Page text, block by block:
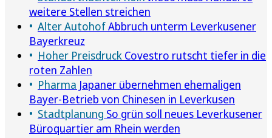
weitere Stellen streichen
Alter AutohofAbbruch unterm Leverkusener
Bayerkreuz
Hoher Preisdruck Covestro rutscht tiefer in die
roten Zahlen
Pharma Japaner übernehmen ehemaligen
Bayer-Betrieb von Chinesen in Leverkusen
Stadtplanung So grün soll neues Leverkusener
Büroquartier am Rhein werden